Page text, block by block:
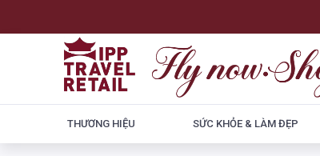
THƯƠNG HIỆU SỨC KHỎE & LÀM ĐẸP